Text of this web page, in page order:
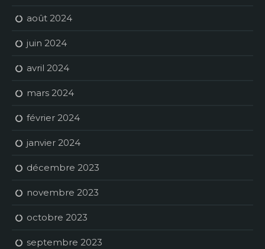
août 2024
juin 2024
avril 2024
mars 2024
février 2024
janvier 2024
décembre 2023
novembre 2023
octobre 2023
septembre 2023